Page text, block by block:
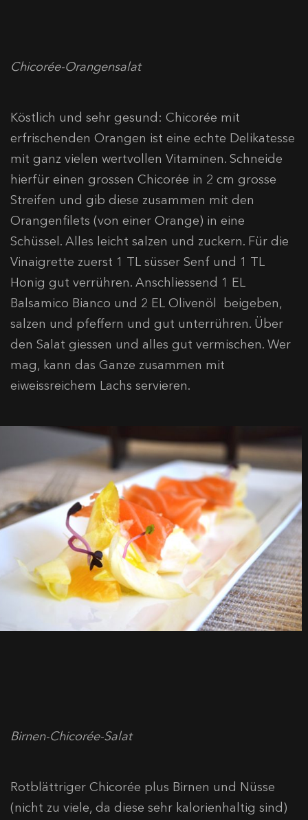
Chicorée-Orangensalat
Köstlich und sehr gesund: Chicorée mit
erfrischenden Orangen ist eine echte Delikatesse
mit ganz vielen wertvollen Vitaminen. Schneide
hierfür einen grossen Chicorée in 2 cm grosse
Streifen und gib diese zusammen mit den
Orangenfilets (von einer Orange) in eine
Schüssel. Alles leicht salzen und zuckern. Für die
Vinaigrette zuerst 1 TL süsser Senf und 1 TL
Honig gut verrühren. Anschliessend 1 EL
Balsamico Bianco und 2 EL Olivenöl beigeben,
salzen und pfeffern und gut unterrühren. Über
den Salat giessen und alles gut vermischen. Wer
mag, kann das Ganze zusammen mit
eiweissreichem Lachs servieren.
Birnen-Chicorée-Salat
Rotblättriger Chicorée plus Birnen und Nüsse
(nicht zu viele, da diese sehr kalorienhaltig sind)